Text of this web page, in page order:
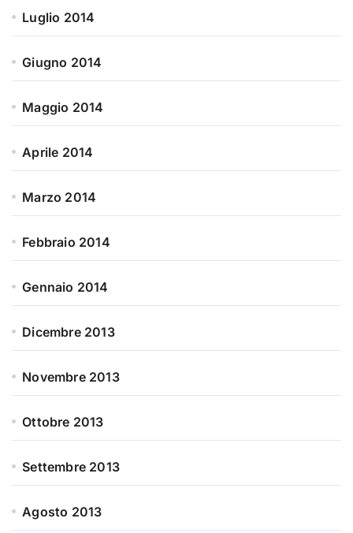
Luglio 2014
Giugno 2014
Maggio 2014
Aprile 2014
Marzo 2014
Febbraio 2014
Gennaio 2014
Dicembre 2013
Novembre 2013
Ottobre 2013
Settembre 2013
Agosto 2013